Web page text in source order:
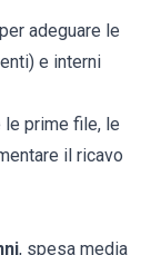
adeguare le
e interni
prime file, le
il ricavo
, spesa media